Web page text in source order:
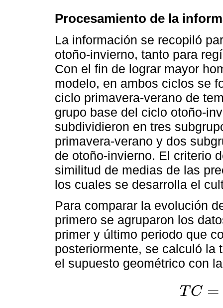
Procesamiento de la
La información se recopiló
otoño-invierno, tanto para
Con el fin de lograr mayor
modelo, en ambos ciclos se
ciclo primavera-verano de
grupo base del ciclo otoño-
subdividieron en tres
primavera-verano y dos
de otoño-invierno. El criterio
similitud de medias de las
los cuales se desarrolla el
Para comparar la evolución
primero se agruparon los
primer y último periodo que
posteriormente, se calculó la
el supuesto geométrico con
T C =
TC =(DA DI)1/